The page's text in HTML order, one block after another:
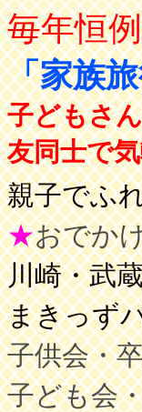
毎年恒
「家族
子どもさ
友同士で
親子でふ
★おでか
川崎・武
まきっず
子供会・
子ども会